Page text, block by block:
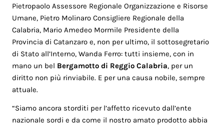
Pietropaolo Assessore Regionale Organizzazione e Risorse
Umane, Pietro Molinaro Consigliere Regionale della
Calabria, Mario Amedeo Mormile Presidente della
Provincia di Catanzaro e, non per ultimo, il sottosegretario
di Stato all’Interno, Wanda Ferro: tutti insieme, con in
mano un bel Bergamotto di Reggio Calabria, per un
diritto non più rinviabile. E per una causa nobile, sempre
attuale.
“Siamo ancora storditi per l’affetto ricevuto dall’ente
nazionale sordi e da come il nostro amato prodotto abbia